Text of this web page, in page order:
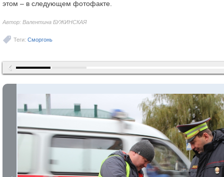
этом – в следующем фотофакте.
Автор: Валентина БУЖИНСКАЯ
Теги: Сморгонь